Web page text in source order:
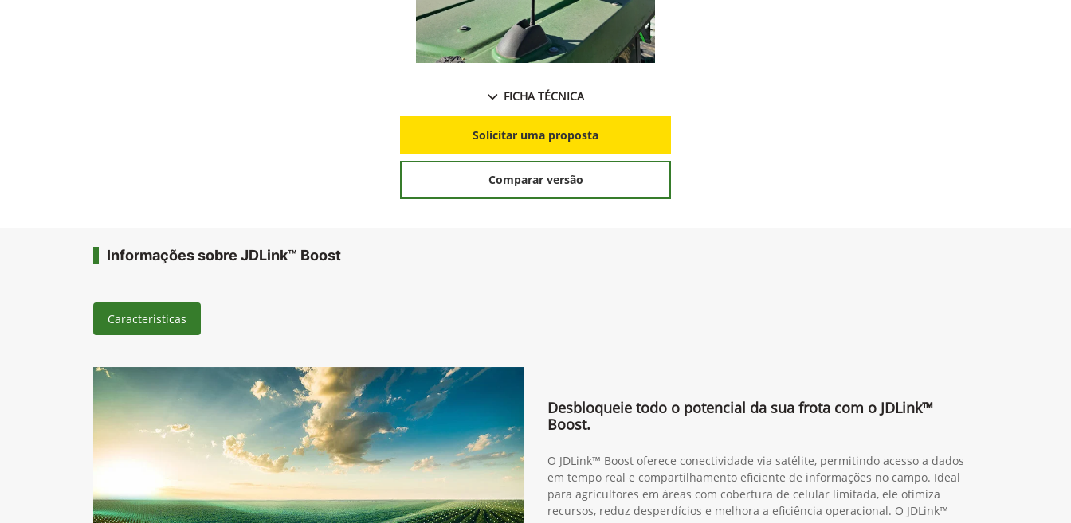
FICHA TÉCNICA
Solicitar uma proposta
Comparar versão
Informações sobre JDLink™ Boost
Caracteristicas
Desbloqueie todo o potencial da sua frota com o JDLink™
Boost.
O JDLink™ Boost oferece conectividade via satélite, permitindo acesso a dados
em tempo real e compartilhamento eficiente de informações no campo. Ideal
para agricultores em áreas com cobertura de celular limitada, ele otimiza
recursos, reduz desperdícios e melhora a eficiência operacional. O JDLink™